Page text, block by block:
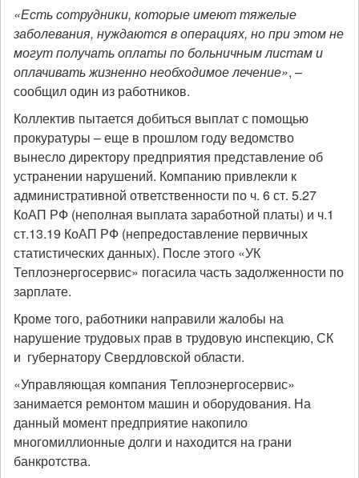
«Есть сотрудники, которые имеют тяжелые
заболевания, нуждаются в операциях, но при этом не
могут получать оплаты по больничным листам и
оплачивать жизненно необходимое лечение», –
сообщил один из работников.
Коллектив пытается добиться выплат с помощью
прокуратуры – еще в прошлом году ведомство
вынесло директору предприятия представление об
устранении нарушений. Компанию привлекли к
административной ответственности по ч. 6 ст. 5.27
КоАП РФ (неполная выплата заработной платы) и ч.1
ст.13.19 КоАП РФ (непредоставление первичных
статистических данных). После этого «УК
Теплоэнергосервис» погасила часть задолженности по
зарплате.
Кроме того, работники направили жалобы на
нарушение трудовых прав в трудовую инспекцию, СК
и губернатору Свердловской области.
«Управляющая компания Теплоэнергосервис»
занимается ремонтом машин и оборудования. На
данный момент предприятие накопило
многомиллионные долги и находится на грани
банкротства.